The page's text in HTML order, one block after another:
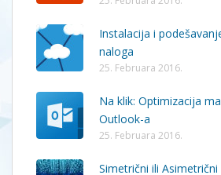
Instalacija i
naloga
25. Februara 2016.
Na klik: Optimizacija
Outlook-a
25. Februara 2016.
Simetrični ili